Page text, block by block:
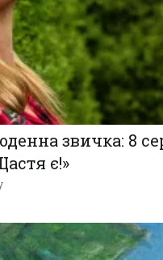
звичка: 8
є!»